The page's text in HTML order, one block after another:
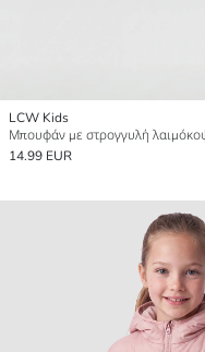
LCW Kids
Μπουφάν με στρογγυλή
14.99 EUR